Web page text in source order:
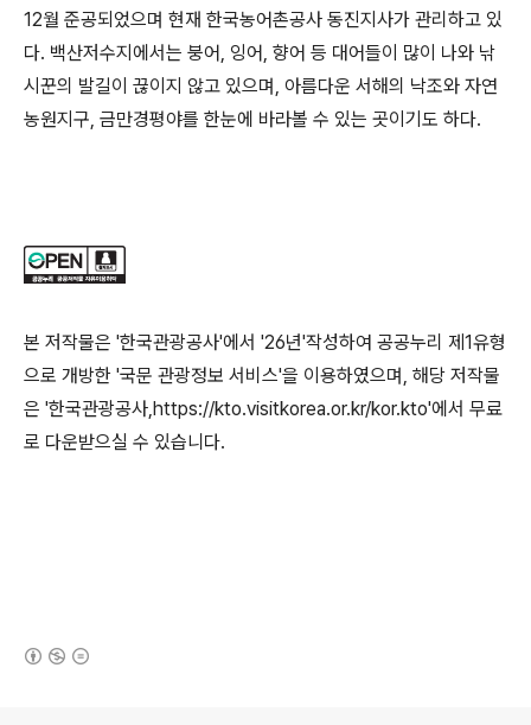
12월 준공되었으며 현재 한국농어촌공사 동진지사가 관리하고 있
다. 백산저수지에서는 붕어, 잉어, 향어 등 대어들이 많이 나와 낚
시꾼의 발길이 끊이지 않고 있으며, 아름다운 서해의 낙조와 자연
농원지구, 금만경평야를 한눈에 바라볼 수 있는 곳이기도 하다.
본 저작물은 '한국관광공사'에서 '26년'작성하여 공공누리 제1유형
으로 개방한 '국문 관광정보 서비스'을 이용하였으며, 해당 저작물
은 '한국관광공사,https://kto.visitkorea.or.kr/kor.kto'에서 무료
로 다운받으실 수 있습니다.